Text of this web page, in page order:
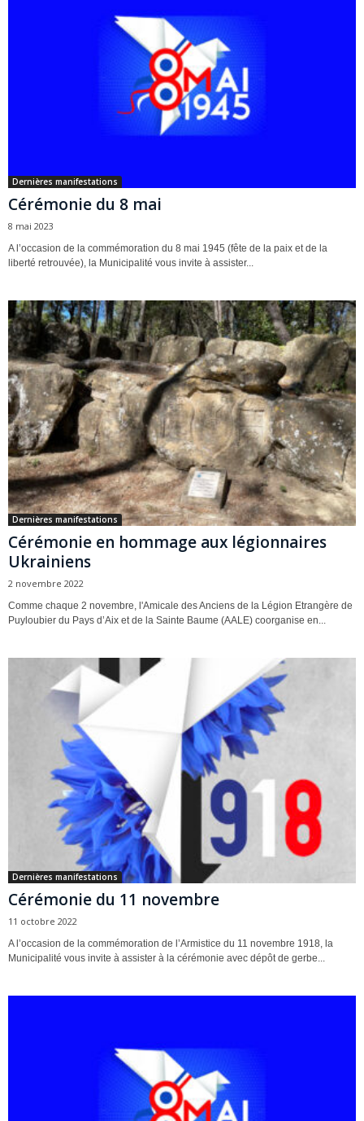
Dernières manifestations
Cérémonie du 8 mai
8 mai 2023
A l’occasion de la commémoration du 8 mai 1945 (fête de la paix et de la
liberté retrouvée), la Municipalité vous invite à assister...
Dernières manifestations
Cérémonie en hommage aux légionnaires
Ukrainiens
2 novembre 2022
Comme chaque 2 novembre, l'Amicale des Anciens de la Légion Etrangère de
Puyloubier du Pays d’Aix et de la Sainte Baume (AALE) coorganise en...
Dernières manifestations
Cérémonie du 11 novembre
11 octobre 2022
A l’occasion de la commémoration de l’Armistice du 11 novembre 1918, la
Municipalité vous invite à assister à la cérémonie avec dépôt de gerbe...